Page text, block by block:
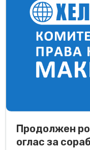
Продолжен
оглас за